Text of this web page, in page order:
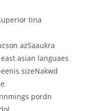
tina
azSaaukra
asian languaes
sizeNakwd
pordn